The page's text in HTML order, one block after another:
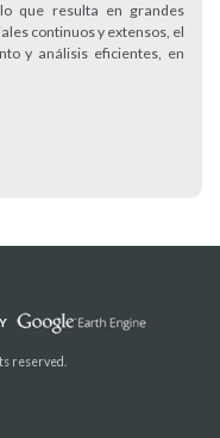
que resulta en grandes
continuos y extensos, el
y análisis eficientes, en
reserved.